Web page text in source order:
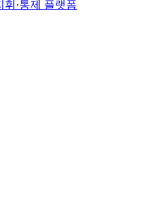
·통제 플랫폼